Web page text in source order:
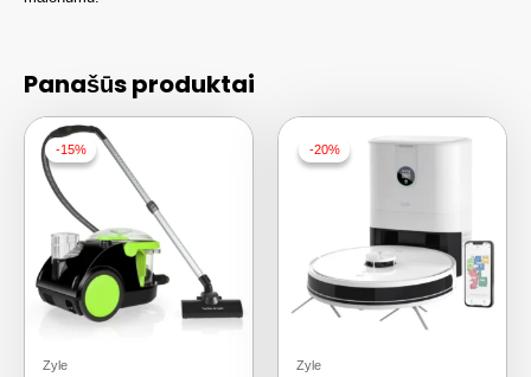
Panašūs produktai
-15%
-15%
Zyle
-20%
-20%
Zyle